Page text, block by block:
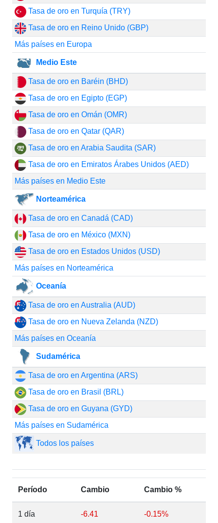
Tasa de oro en Turquía (TRY)
Tasa de oro en Reino Unido (GBP)
Más países en Europa
Medio Este
Tasa de oro en Baréin (BHD)
Tasa de oro en Egipto (EGP)
Tasa de oro en Omán (OMR)
Tasa de oro en Qatar (QAR)
Tasa de oro en Arabia Saudita (SAR)
Tasa de oro en Emiratos Árabes Unidos (AED)
Más países en Medio Este
Norteamérica
Tasa de oro en Canadá (CAD)
Tasa de oro en México (MXN)
Tasa de oro en Estados Unidos (USD)
Más países en Norteamérica
Oceanía
Tasa de oro en Australia (AUD)
Tasa de oro en Nueva Zelanda (NZD)
Más países en Oceanía
Sudamérica
Tasa de oro en Argentina (ARS)
Tasa de oro en Brasil (BRL)
Tasa de oro en Guyana (GYD)
Más países en Sudamérica
Todos los países
Período Cambio Cambio %
1 día -6.41 -0.15%